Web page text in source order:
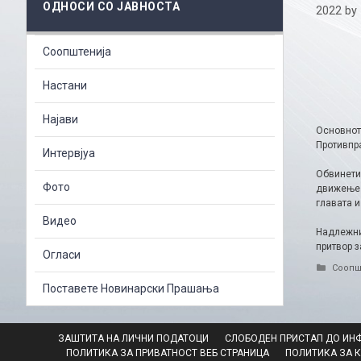
2022 by
движење
главата
притвор
ОДНОСИ СО ЈАВНОСТА
Соопштенија
Настани
Најави
Интервјуа
Фото
Видео
Огласи
Поставете Новинарски Прашања
ЗАШТИТА НА ЛИЧНИ ПОДАТОЦИ СЛОБОДЕН ПРИСТАП ДО
ПОЛИТИКА ЗА ПРИВАТНОСТ ВЕБ СТРАНИЦА
ПОЛИТИКА ЗА